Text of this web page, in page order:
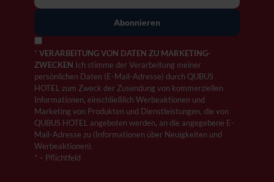
* VERARBEITUNG VON DATEN ZU MARKETING-
ZWECKEN Ich stimme der Verarbeitung meiner
persönlichen Daten (E-Mail-Adresse) durch QUBUS
HOTEL zum Zweck der Zusendung von kommerziellen
Informationen, einschließlich Werbeaktionen und
Marketing von Produkten und Dienstleistungen, die von
QUBUS HOTEL angeboten werden, an die angegebene E-
Mail-Adresse zu (Informationen über Neuigkeiten und
Werbeaktionen).
* – Pflichtfeld